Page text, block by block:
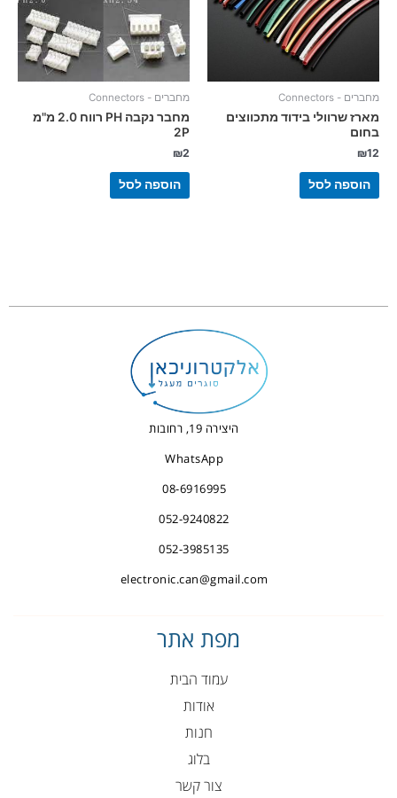
מחברים - Connectors
מארז שרוולי בידוד מתכווצים
בחום
₪12
הוספה לסל
מחברים - Connectors
מחבר נקבה PH רווח 2.0 מ"מ
2P
₪2
הוספה לסל
היצירה 19, רחובות
WhatsApp
08-6916995
052-9240822
052-3985135
electronic.can@gmail.com
מפת אתר
עמוד הבית
אודות
חנות
בלוג
צור קשר